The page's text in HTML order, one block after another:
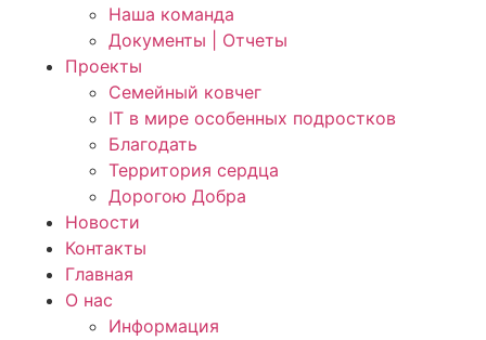
Наша команда
Документы | Отчеты
Проекты
Семейный ковчег
IT в мире особенных подростков
Благодать
Территория сердца
Дорогою Добра
Новости
Контакты
Главная
О нас
Информация